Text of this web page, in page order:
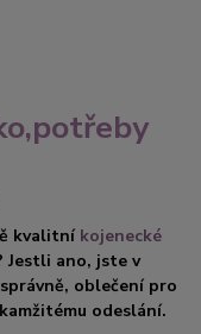
kvalitní kojenecké
Jestli ano, jste v
oblečení pro
odeslání.